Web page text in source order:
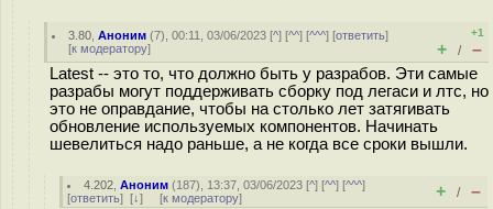
3.80 ,Аноним (7), 00:11, 03/06/2023 [^] [^^] [^^^] [ответить]
[к модератору]
+1
+ / –
Latest -- это то, что должно быть у разрабов. Эти самые
разрабы могут поддерживать сборку под легаси и лтс, но
это не оправдание, чтобы на столько лет затягивать
обновление используемых компонентов. Начинать
шевелиться надо раньше, а не когда все сроки вышли.
4.202 ,Аноним (187), 13:37, 03/06/2023 [^] [^^] [^^^]
[ответить] [↓] [к модератору] + / –